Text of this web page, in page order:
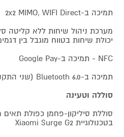
תמיכה ב-2x2 MIMO, WIFI Direct
יכולת שיחות בטווח מוגבל בין
NFC - תמיכה ב-Google Pay
תמיכה ב-Bluetooth 6.0 (שני התקנים בו-זמנית)
סוללה וטעינה
בטכנולוגיית Xiaomi Surge G2